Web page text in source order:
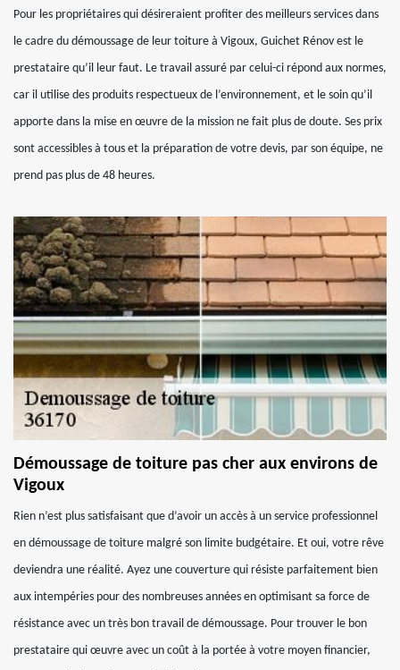
Pour les propriétaires qui désireraient profiter des meilleurs services dans
le cadre du démoussage de leur toiture à Vigoux, Guichet Rénov est le
prestataire qu’il leur faut. Le travail assuré par celui-ci répond aux normes,
car il utilise des produits respectueux de l’environnement, et le soin qu’il
apporte dans la mise en œuvre de la mission ne fait plus de doute. Ses prix
sont accessibles à tous et la préparation de votre devis, par son équipe, ne
prend pas plus de 48 heures.
Démoussage de toiture pas cher aux environs de
Vigoux
Rien n’est plus satisfaisant que d’avoir un accès à un service professionnel
en démoussage de toiture malgré son limite budgétaire. Et oui, votre rêve
deviendra une réalité. Ayez une couverture qui résiste parfaitement bien
aux intempéries pour des nombreuses années en optimisant sa force de
résistance avec un très bon travail de démoussage. Pour trouver le bon
prestataire qui œuvre avec un coût à la portée à votre moyen financier,